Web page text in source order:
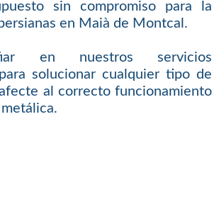
sin compromiso para la
en Maià de Montcal.
en nuestros servicios
solucionar cualquier tipo de
al correcto funcionamiento